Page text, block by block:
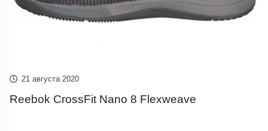
21 августа 2020
Reebok CrossFit Nano 8 Flexweave